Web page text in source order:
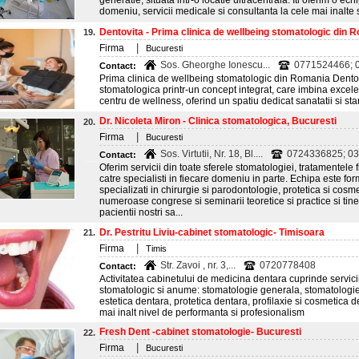
domeniu, servicii medicale si consultanta la cele mai inalte
19. Dentovita - Prima clinica de wellbeing stomatologic din
Firma
Bucuresti
Contact:
Sos. Gheorghe Ionescu...
0771524466;
Prima clinica de wellbeing stomatologic din Romania
stomatologica printr-un concept integrat, care imbina
centru de wellness, oferind un spatiu dedicat sanatatii si
20. Dr. Nicoleta Miron - Clinica stomatologica, Bucuresti
Firma
Bucuresti
Contact:
Sos. Virtutii, Nr. 18, Bl....
0724336825;
Oferim servicii din toate sferele stomatologiei, tratamentele
catre specialisti in fiecare domeniu in parte. Echipa este
specializati in chirurgie si parodontologie, protetica si
numeroase congrese si seminarii teoretice si practice si
pacientii nostri sa...
21. Dr. Pestritu Liviu-cabinet stomatologic- Timisoara
Firma
Timis
Contact:
Str. Zavoi , nr. 3,...
0720778408
Activitatea cabinetului de medicina dentara cuprinde
stomatologic si anume: stomatologie generala,
estetica dentara, protetica dentara, profilaxie si cosmetica
mai inalt nivel de performanta si profesionalism
22. Fresh Dent -cabinet stomatologie- Bucuresti
Firma
Bucuresti